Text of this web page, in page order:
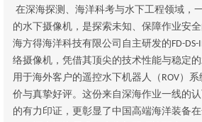
在深海探测、海洋科考与水下工程领域，
的水下摄像机，是探索未知、保障作业安
海方得海洋科技有限公司自主研发的FD-DS-
络摄像机，凭借其顶尖的技术性能与稳定
用于海外客户的遥控水下机器人（ ROV）
价与真挚好评。这份来自深海作业一线的
的有力印证，更彰显了中国高端海洋装备在